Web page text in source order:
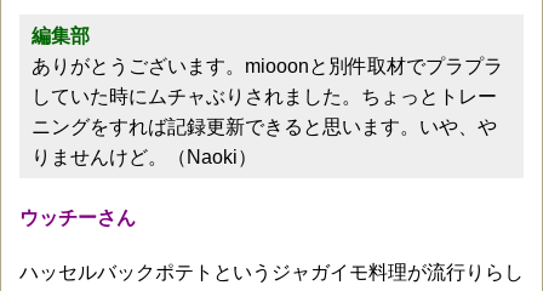
編集部
ありがとうございます。miooonと別件取材でプラプラ
していた時にムチャぶりされました。ちょっとトレー
ニングをすれば記録更新できると思います。いや、や
りませんけど。（Naoki）
ウッチーさん
ハッセルバックポテトというジャガイモ料理が流行りらし